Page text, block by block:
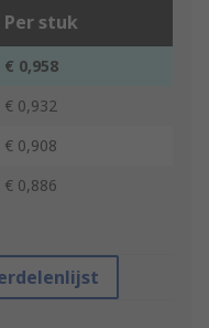
Per stuk
€ 0,958
€ 0,932
€ 0,908
€ 0,886